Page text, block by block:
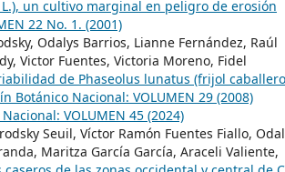
un cultivo marginal en peligro de erosión
22 No. 1. (2001)
Odalys Barrios, Lianne Fernández, Raúl
Victor Fuentes, Victoria Moreno, Fidel
de Phaseolus lunatus (frijol
Botánico Nacional: VOLUMEN 29 (2008)
VOLUMEN 45 (2024)
Seuil, Víctor Ramón Fuentes Fiallo,
Maritza García García, Araceli Valiente,